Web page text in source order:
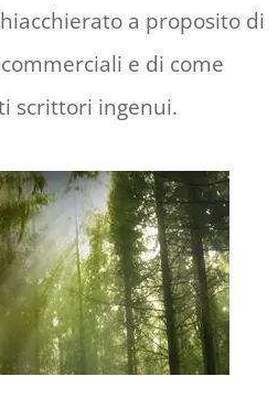
a proposito di
e di come
scrittori ingenui.